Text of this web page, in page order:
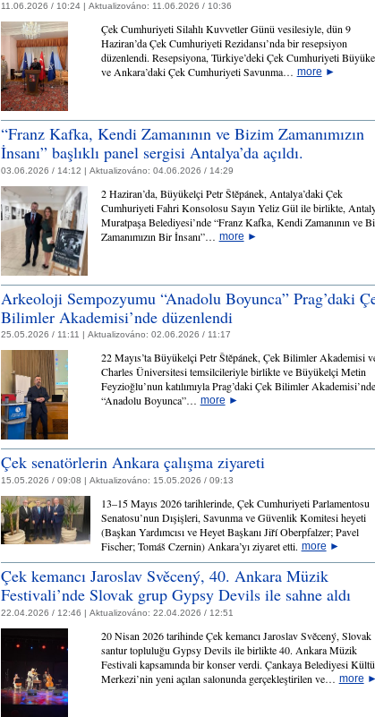
11.06.2026 / 10:24 | Aktualizováno: 11.06.2026 / 10:36
Çek Cumhuriyeti Silahlı Kuvvetler Günü vesilesiyle, dün 9
Haziran’da Çek Cumhuriyeti Rezidansı’nda bir resepsiyon
düzenlendi. Resepsiyona, Türkiye’deki Çek Cumhuriyeti
ve Ankara’daki Çek Cumhuriyeti Savunma… more ►
“Franz Kafka, Kendi Zamanının ve Bizim Zamanımızın
İnsanı” başlıklı panel sergisi Antalya’da açıldı.
03.06.2026 / 14:12 | Aktualizováno: 04.06.2026 / 14:29
2 Haziran’da, Büyükelçi Petr Štěpánek, Antalya’daki Çek
Cumhuriyeti Fahri Konsolosu Sayın Yeliz Gül ile birlikte,
Muratpaşa Belediyesi’nde “Franz Kafka, Kendi Zamanının ve
Zamanımızın Bir İnsanı”… more ►
Arkeoloji Sempozyumu “Anadolu Boyunca” Prag’daki
Bilimler Akademisi’nde düzenlendi
25.05.2026 / 11:11 | Aktualizováno: 02.06.2026 / 11:17
22 Mayıs’ta Büyükelçi Petr Štěpánek, Çek Bilimler Akademisi
Charles Üniversitesi temsilcileriyle birlikte ve Büyükelçi Metin
Feyzioğlu’nun katılımıyla Prag’daki Çek Bilimler Akademisi’nde
“Anadolu Boyunca”… more ►
Çek senatörlerin Ankara çalışma ziyareti
15.05.2026 / 09:08 | Aktualizováno: 15.05.2026 / 09:13
13–15 Mayıs 2026 tarihlerinde, Çek Cumhuriyeti Parlamentosu
Senatosu’nun Dışişleri, Savunma ve Güvenlik Komitesi heyeti
(Başkan Yardımcısı ve Heyet Başkanı Jiří Oberpfalzer; Pavel
Fischer; Tomáš Czernin) Ankara’yı ziyaret etti. more ►
Çek kemancı Jaroslav Svěcený, 40. Ankara Müzik
Festivali’nde Slovak grup Gypsy Devils ile sahne aldı
22.04.2026 / 12:46 | Aktualizováno: 22.04.2026 / 12:51
20 Nisan 2026 tarihinde Çek kemancı Jaroslav Svěcený, Slovak
santur topluluğu Gypsy Devils ile birlikte 40. Ankara Müzik
Festivali kapsamında bir konser verdi. Çankaya Belediyesi
Merkezi’nin yeni açılan salonunda gerçekleştirilen ve… more ►